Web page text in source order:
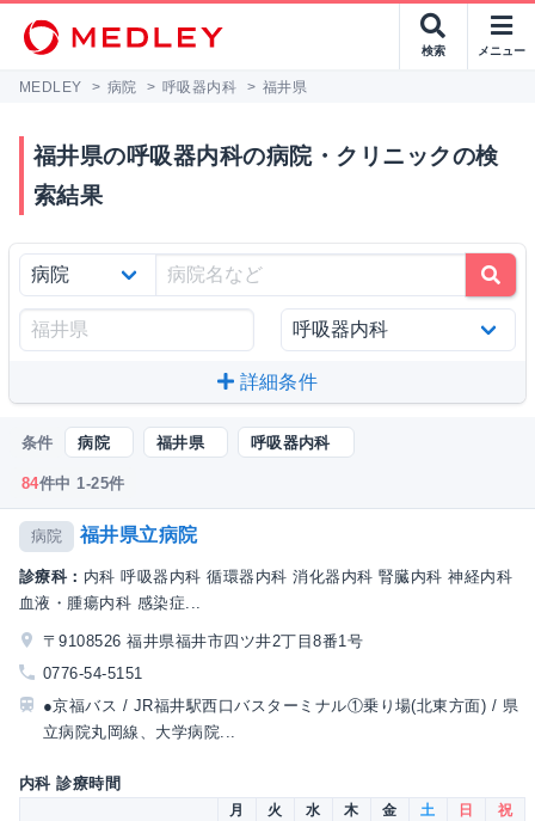
検索 メニュー
MEDLEY > 病院 > 呼吸器内科 > 福井県
福井県の呼吸器内科の病院・クリニックの検
索結果
詳細条件
条件 病院 福井県 呼吸器内科
84件中 1-25件
病院 福井県立病院
診療科： 内科 呼吸器内科 循環器内科 消化器内科 腎臓内科 神経内科
血液・腫瘍内科 感染症...
〒9108526 福井県福井市四ツ井2丁目8番1号
0776-54-5151
●京福バス / JR福井駅西口バスターミナル①乗り場(北東方面) / 県
立病院丸岡線、大学病院...
内科 診療時間
月 火 水 木 金 土 日
祝